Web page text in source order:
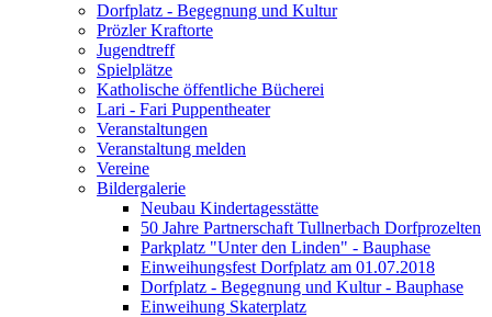
Dorfplatz - Begegnung und Kultur
Prözler Kraftorte
Jugendtreff
Spielplätze
Katholische öffentliche Bücherei
Lari - Fari Puppentheater
Veranstaltungen
Veranstaltung melden
Vereine
Bildergalerie
Neubau Kindertagesstätte
50 Jahre Partnerschaft Tullnerbach Dorfprozelten
Parkplatz "Unter den Linden" - Bauphase
Einweihungsfest Dorfplatz am 01.07.2018
Dorfplatz - Begegnung und Kultur - Bauphase
Einweihung Skaterplatz